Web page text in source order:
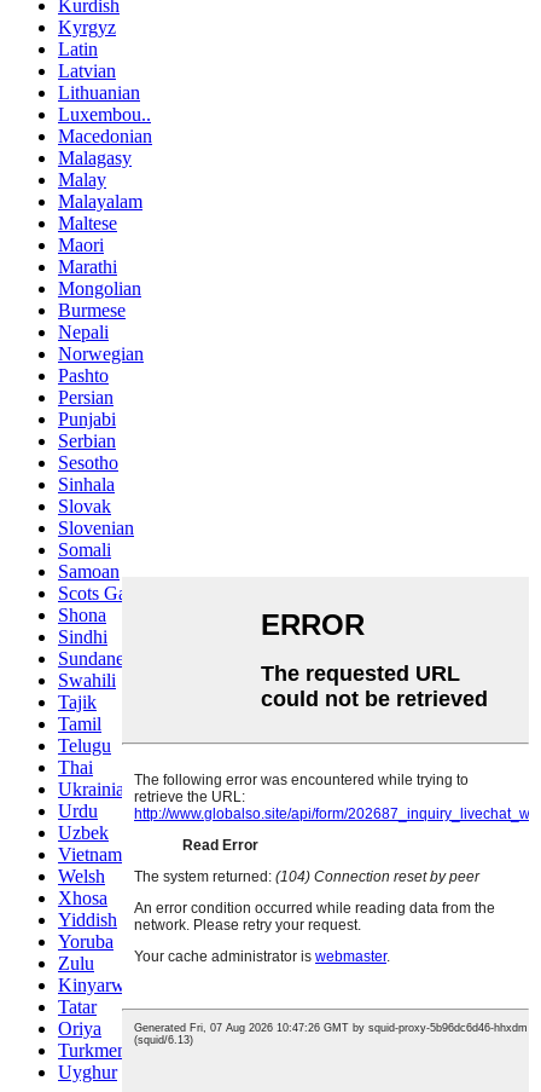
Kurdish
Kyrgyz
Latin
Latvian
Lithuanian
Luxembou..
Macedonian
Malagasy
Malay
Malayalam
Maltese
Maori
Marathi
Mongolian
Burmese
Nepali
Norwegian
Pashto
Persian
Punjabi
Serbian
Sesotho
Sinhala
Slovak
Slovenian
Somali
Samoan
Scots Gaelic
Shona
Sindhi
Sundanese
Swahili
Tajik
Tamil
Telugu
Thai
Ukrainian
Urdu
Uzbek
Vietnamese
Welsh
Xhosa
Yiddish
Yoruba
Zulu
Kinyarwanda
Tatar
Oriya
Turkmen
Uyghur